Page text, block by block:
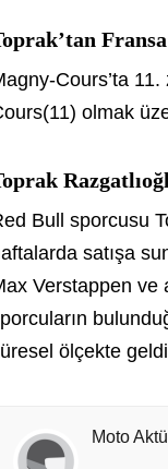
Cours’ta
olmak
Bull sporcusu
satışa
Verstappen ve
ölçekte
Moto